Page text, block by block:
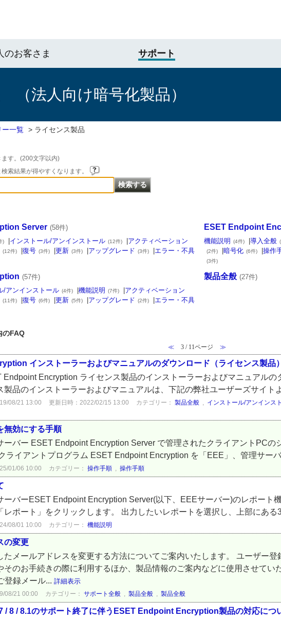
のお客さま サポート
法人向け暗号化製品）
ー一覧 > ライセンス製品
す。(200文字以内)
索結果が得やすくなります。
Server (58件)
) インストール/アンインストール (12件) アクティベーション
(12件) 復号 (3件) 更新 (3件) アップグレード (3件)
エラー・不具
ESET Endpoint
機能説明
(4件) 導入全般
(2件) 暗号化 (6件) 操作
(3件)
(57件)
/アンインストール (4件) 機能説明 (7件) アクティベーション
(11件) 復号 (6件) 更新 (5件) アップグレード (2件)
エラー・不具
製品全般 (27件)
のFAQ
≪ 3 / 11ページ ≫
インストーラーおよびマニュアルのダウンロード（ライセンス製品）
Endpoint Encryption ライセンス製品のインストーラーおよびマニュアル
製品のインストーラーおよびマニュアルは、下記の弊社ユーザーズサイト
08/21 13:00 更新日時：2022/02/15 13:00 カテゴリー： 製品全般 , インストール/アンインス
無効にする手順
ーバー ESET Endpoint Encryption Server で管理されたクライアントPC
ライアントプログラム ESET Endpoint Encryption を「EEE」、管理サー
01/06 10:00 カテゴリー： 操作手順 , 操作手順
ーバーESET Endpoint Encryption Server(以下、EEEサーバー)のレポート
レポート」をクリックします。 出力したいレポートを選択し、上部にある
08/01 10:00 カテゴリー： 機能説明
の変更
たメールアドレスを変更する方法についてご案内いたします。 ユーザー
そのお手続きの際に利用するほか、製品情報のご案内などに使用させて
登録メール... 詳細表示
08/21 00:00 カテゴリー： サポート全般 , 製品全般 , 製品全般
/ 8 / 8.1のサポート終了に伴うESET Endpoint Encryption製品の対応につ